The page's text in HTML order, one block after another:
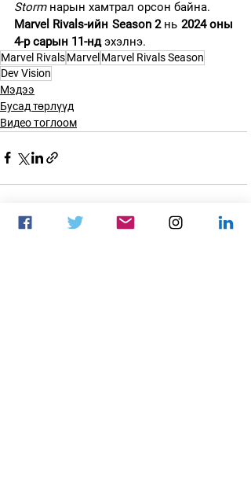
Storm нарын хамтрал орсон байна.
Marvel Rivals-ийн Season 2 нь 2024 оны
4-р сарын 11-нд эхэлнэ.
Marvel RivalsMarvel Marvel Rivals Season
Dev Vision
Мэдээ
Бусад төрлүүд
Видео тоглоом